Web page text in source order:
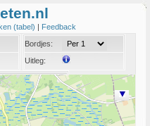
(tabel) | Feedback
Bordjes:
Uitleg: